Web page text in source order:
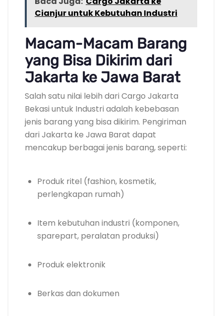
Cianjur untuk Kebutuhan Industri
Macam-Macam Barang
yang Bisa Dikirim dari
Jakarta ke Jawa Barat
Salah satu nilai lebih dari Cargo Jakarta
Bekasi untuk Industri adalah kebebasan
jenis barang yang bisa dikirim. Pengiriman
dari Jakarta ke Jawa Barat dapat
mencakup berbagai jenis barang, seperti:
Produk ritel (fashion, kosmetik,
perlengkapan rumah)
Item kebutuhan industri (komponen,
sparepart, peralatan produksi)
Produk elektronik
Berkas dan dokumen